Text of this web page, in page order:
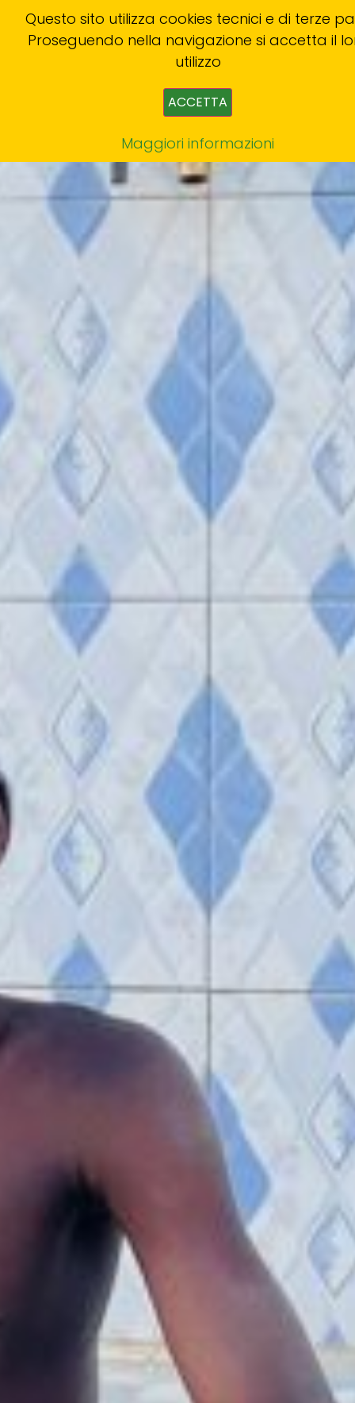
Questo sito utilizza cookies tecnici e di terze
Proseguendo nella navigazione si accetta il
utilizzo
ACCETTA
Maggiori informazioni